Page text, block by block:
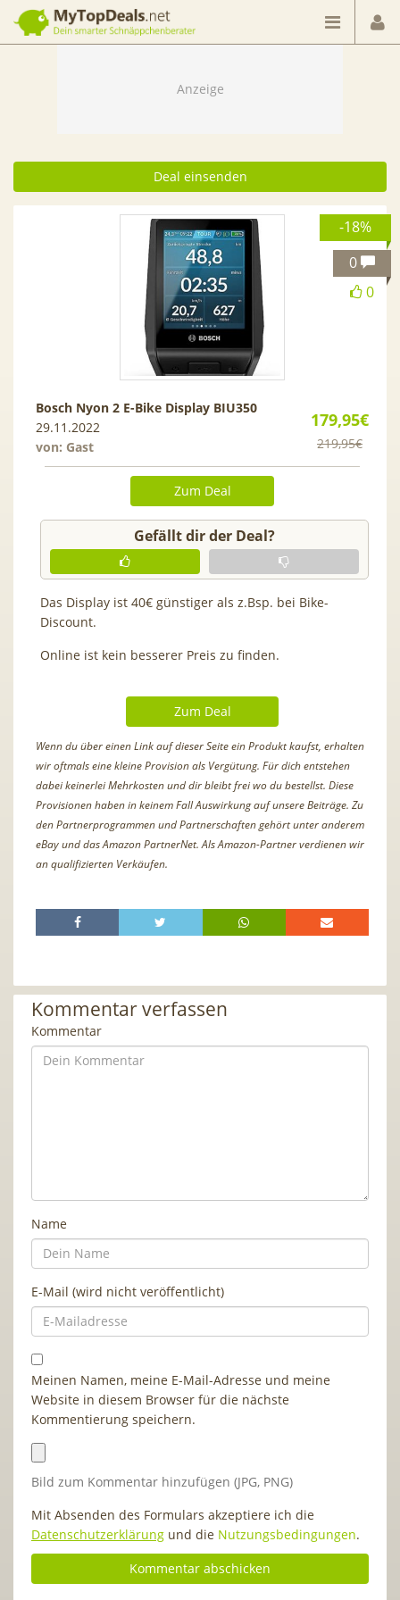
Dein smarter Schnäppchenberater
Deal einsenden
-18%
0
0
179,95€
219,95€
Bosch Nyon 2 E-Bike Display BIU350
29.11.2022
von: Gast
Zum Deal
Gefällt dir der Deal?
Das Display ist 40€ günstiger als z.Bsp. bei Bike-
Discount.
Online ist kein besserer Preis zu finden.
Zum Deal
Wenn du über einen Link auf dieser Seite ein Produkt kaufst, erhalten
wir oftmals eine kleine Provision als Vergütung. Für dich entstehen
dabei keinerlei Mehrkosten und dir bleibt frei wo du bestellst. Diese
Provisionen haben in keinem Fall Auswirkung auf unsere Beiträge. Zu
den Partnerprogrammen und Partnerschaften gehört unter anderem
eBay und das Amazon PartnerNet. Als Amazon-Partner verdienen wir
an qualifizierten Verkäufen.
Kommentar verfassen
Kommentar
Name
E-Mail (wird nicht veröffentlicht)
Meinen Namen, meine E-Mail-Adresse und meine
Website in diesem Browser für die nächste
Kommentierung speichern.
Bild zum Kommentar hinzufügen (JPG, PNG)
Mit Absenden des Formulars akzeptiere ich die
Datenschutzerklärung und die Nutzungsbedingungen.